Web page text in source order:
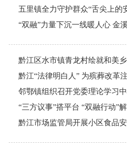
五里镇全力守护群众“舌尖上的
“双融”力量下沉一线暖人心 金
黔江区水市镇青龙村绘就和美
黔江“法律明白人” 为殡葬改革
邻鄂镇组织召开党委理论学习
“三方议事”搭平台 “双融行动”
黔江市场监管局开展小区食品